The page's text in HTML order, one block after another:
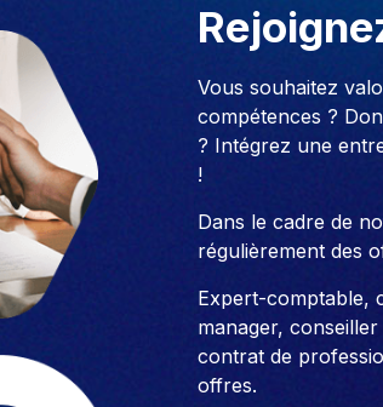
Vous souhaitez
compétences ?
? Intégrez une
!
Dans le cadre de
régulièrement des
Expert-comptable,
manager,
contrat de
offres.